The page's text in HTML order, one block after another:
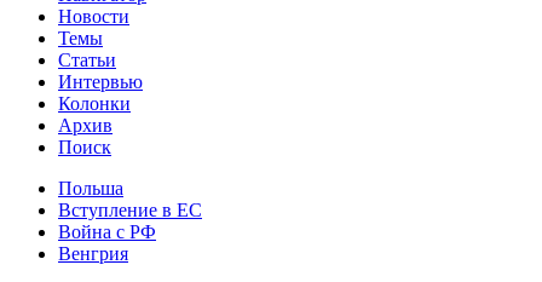
Новости
Темы
Статьи
Интервью
Колонки
Архив
Поиск
Польша
Вступление в ЕС
Война с РФ
Венгрия